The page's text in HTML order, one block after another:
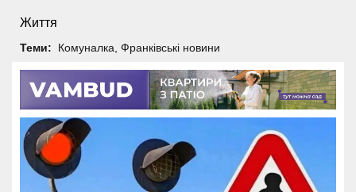
Життя
Теми: Комуналка Франківські новини